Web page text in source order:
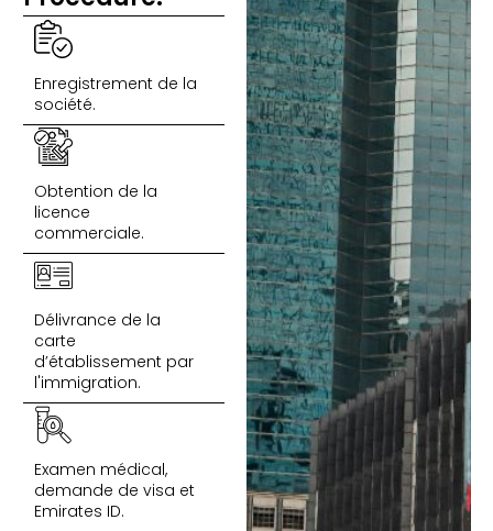
Enregistrement de la
société.
Obtention de la
licence
commerciale.
Délivrance de la
carte
d’établissement par
l'immigration.
Examen médical,
demande de visa et
Emirates ID.